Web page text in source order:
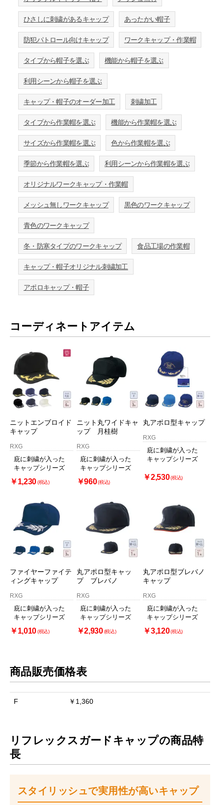
ひさしに刺繍があるキャップ あったかい帽子
防犯パトロール向けキャップ ワークキャップ・作業帽
タイプから帽子を選ぶ 機能から帽子を選ぶ
利用シーンから帽子を選ぶ
キャップ・帽子のオーダー加工 刺繍加工
タイプから作業帽を選ぶ 機能から作業帽を選ぶ
サイズから作業帽を選ぶ 色から作業帽を選ぶ
季節から作業帽を選ぶ 利用シーンから作業帽を選ぶ
オリジナルワークキャップ・作業帽
メッシュ無しワークキャップ 黒色のワークキャップ
青色のワークキャップ
冬・防寒タイプのワークキャップ 食品工場の作業帽
キャップ・帽子オリジナル刺繍加工
アポロキャップ・帽子
コーディネートアイテム
ニットエンブロイド
キャップ
RXG
庇に刺繍が入った
キャップシリーズ
￥1,230(税込)
ニット丸ワイドキャ
ップ 月桂樹
RXG
庇に刺繍が入った
キャップシリーズ
￥960(税込)
丸アポロ型キャップ
RXG
庇に刺繍が入った
キャップシリーズ
￥2,530(税込)
ファイヤーファイテ
ィングキャップ
RXG
庇に刺繍が入った
キャップシリーズ
￥1,010(税込)
丸アポロ型キャッ
プ ブレバノ
RXG
庇に刺繍が入った
キャップシリーズ
￥2,930 (税込)
丸アポロ型ブレバノ
キャップ
RXG
庇に刺繍が入った
キャップシリーズ
￥3,120(税込)
商品販売価格表
F ￥1,360
リフレックスガードキャップの商品特
長
スタイリッシュで実用性が高いキャップ